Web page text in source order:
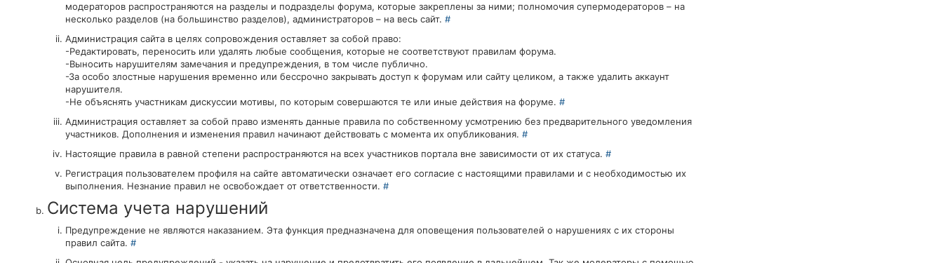
модераторов распространяются на разделы и подразделы форума, которые закреплены за ними; полномочия супермодераторов – на
несколько разделов (на большинство разделов), администраторов – на весь сайт. #
Администрация сайта в целях сопровождения оставляет за собой право:
-Редактировать, переносить или удалять любые сообщения, которые не соответствуют правилам форума.
-Выносить нарушителям замечания и предупреждения, в том числе публично.
-За особо злостные нарушения временно или бессрочно закрывать доступ к форумам или сайту целиком, а также удалить аккаунт
нарушителя.
-Не объяснять участникам дискуссии мотивы, по которым совершаются те или иные действия на форуме. #
Администрация оставляет за собой право изменять данные правила по собственному усмотрению без предварительного уведомления
участников. Дополнения и изменения правил начинают действовать с момента их опубликования. #
Настоящие правила в равной степени распространяются на всех участников портала вне зависимости от их статуса. #
Регистрация пользователем профиля на сайте автоматически означает его согласие с настоящими правилами и с необходимостью их
выполнения. Незнание правил не освобождает от ответственности. #
Система учета нарушений
Предупреждение не являются наказанием. Эта функция предназначена для оповещения пользователей о нарушениях с их стороны
правил сайта. #